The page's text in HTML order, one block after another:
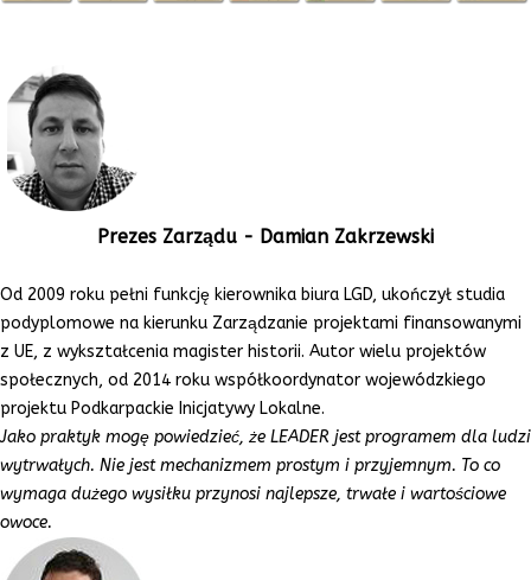
Prezes Zarządu - Damian Zakrzewski
Od 2009 roku pełni funkcję kierownika biura LGD, ukończył studia
podyplomowe na kierunku Zarządzanie projektami finansowanymi
z UE, z wykształcenia magister historii. Autor wielu projektów
społecznych, od 2014 roku współkoordynator wojewódzkiego
projektu Podkarpackie Inicjatywy Lokalne.
Jako praktyk mogę powiedzieć, że LEADER jest programem dla ludzi
wytrwałych. Nie jest mechanizmem prostym i przyjemnym. To co
wymaga dużego wysiłku przynosi najlepsze, trwałe i wartościowe
owoce.